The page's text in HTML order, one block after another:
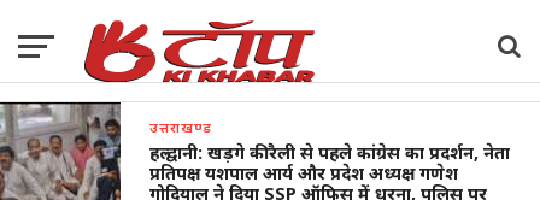
उत्तराखण्ड
हल्द्वानी: खड़गे की रैली से पहले कांग्रेस का प्रदर्शन, नेता
प्रतिपक्ष यशपाल आर्य और प्रदेश अध्यक्ष गणेश
गोदियाल ने दिया SSP ऑफिस में धरना, पुलिस पर